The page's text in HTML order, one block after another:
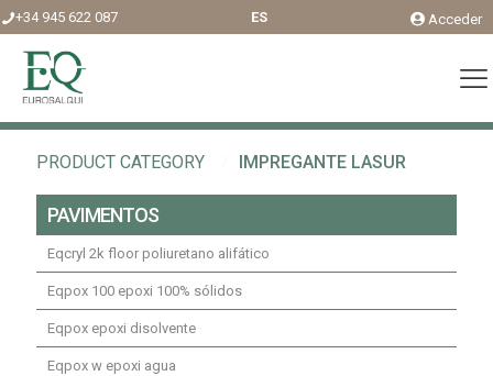
+34 945 622 087 ES Acceder
PRODUCT CATEGORY IMPREGANTE LASUR
PAVIMENTOS
Eqcryl 2k floor poliuretano alifático
Eqpox 100 epoxi 100% sólidos
Eqpox epoxi disolvente
Eqpox w epoxi agua